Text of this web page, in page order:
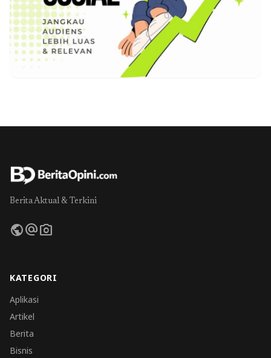
Berita Aktual & Terkini
publicalternate_emailphoto_camera
KATEGORI
Aplikasi
Artikel
Berita
Bisnis